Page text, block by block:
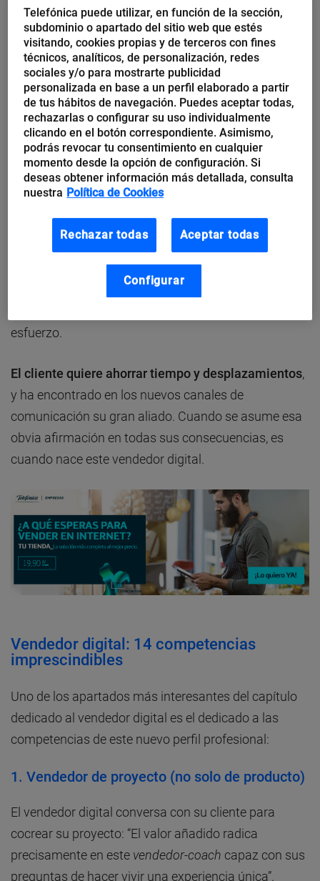
humana”, explica en su libro dirigiéndose tanto a una
multinacional como a la tienda de la esquina.
El vendedor digital no pierde
oportunidades de venta
Una de las fortalezas de la venta en la cultura del
pequeño comercio es no dejar escapar sin compra a
cualquiera que visite su tienda. La pregunta es si
hace ahora lo mismo cuando le llega una consulta
Mahé reflexiona sobre ese hábito, cada vez más
asentado en el consumidor, de explorar su compra
por estos nuevos canales a los que en muchos casos
esfuerzo.
El cliente quiere ahorrar tiempo y desplazamientos,
y ha encontrado en los nuevos canales de
comunicación su gran aliado. Cuando se asume esa
obvia afirmación en todas sus consecuencias, es
cuando nace este vendedor digital.
Vendedor digital : 14 competencias
imprescindibles
Uno de los apartados más interesantes del capítulo
dedicado al vendedor digital es el dedicado a las
competencias de este nuevo perfil profesional:
1. Vendedor de proyecto (no solo de producto)
El vendedor digital conversa con su cliente para
cocrear su proyecto: “El valor añadido radica
precisamente en este vendedor-coach capaz con sus
preguntas de hacer vivir una experiencia única”.
Telefónica puede utilizar, en función de la sección,
subdominio o apartado del sitio web que estés
visitando, cookies propias y de terceros con fines
técnicos, analíticos, de personalización, redes
sociales y/o para mostrarte publicidad
personalizada en base a un perfil elaborado a partir
de tus hábitos de navegación. Puedes aceptar todas,
rechazarlas o configurar su uso individualmente
clicando en el botón correspondiente. Asimismo,
podrás revocar tu consentimiento en cualquier
momento desde la opción de configuración. Si
deseas obtener información más detallada, consulta
nuestra Política de Cookies
Rechazar todas Aceptar todas
Configurar